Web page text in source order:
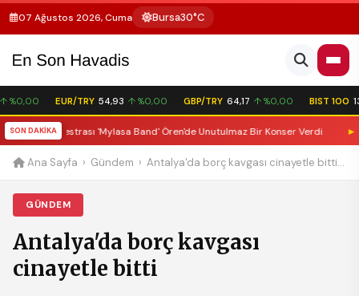
07 Ağustos 2026, Cuma Bursa30°C
EUR/TRY 54,93 ↑ %0,00 GBP/TRY 64,17 ↑ %0,00 BIST 100
SON DAKİKA
Orkestrası 'Mylasa Band' Ören'de Unutulmaz Bir Konser Verdi
Ana Sayfa › Gündem › Antalya'da borç kavgası cinayetle bitti...
GÜNDEM
Antalya'da borç kavgası
cinayetle bitti